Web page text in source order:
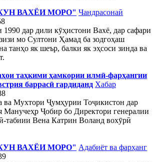
ВАХЁИ МОРО" Чандрасонаӣ
дар дили кӯҳистони Вахё, дар сафари
мо Султони Ҳамад ба зодгоҳаш
танҳо як шеър, балки як эҳсоси зинда ва
таҳкими ҳамкории илмӣ-фарҳангии
баррасӣ гардиданд Хабар
ва Мухтори Ҷумҳурии Тоҷикистон дар
Ҷобир бо Директори генералии
табиии Вена Катрин Воланд вохӯрӣ
ВАХЁИ МОРО" Адабиёт ва фарҳанг